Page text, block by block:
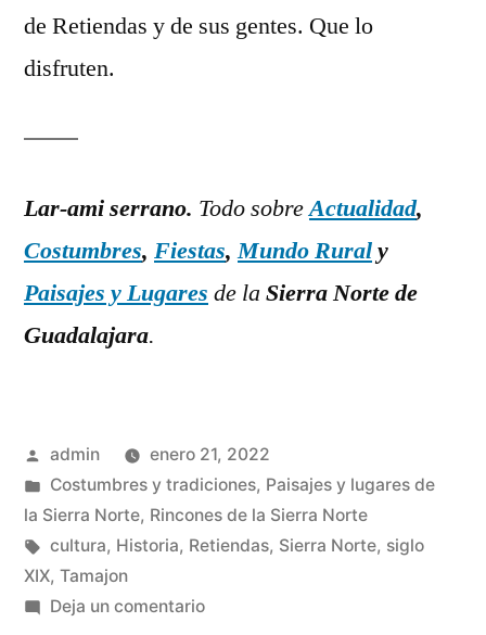
de Retiendas y de sus gentes. Que lo
disfruten.
Lar-ami serrano. Todo sobreActualidad,
Costumbres, Fiestas,Mundo Ruraly
Paisajes y Lugares de la Sierra Norte de
Guadalajara.
Publicado
por
admin
enero 21, 2022
Publicado
en
Costumbres y tradiciones, Paisajes y lugares de
la Sierra Norte, Rincones de la Sierra Norte
Etiquetas:
cultura, Historia, Retiendas, Sierra Norte, siglo
XIX, Tamajon
Deja un comentarioen